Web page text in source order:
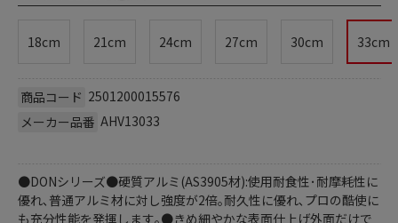
18cm 21cm 24cm 27cm 30cm 33cm
商品コード 2501200015576
メーカー品番 AHV13033
●DONシリーズ●硬質アルミ(AS3905材):使用耐食性･耐摩耗性に
優れ､普通アルミ材に対し強度が2倍｡耐久性に優れ､プロの酷使に
も充分性能を発揮します｡●きめ細やかな表面仕上げ外面だけで